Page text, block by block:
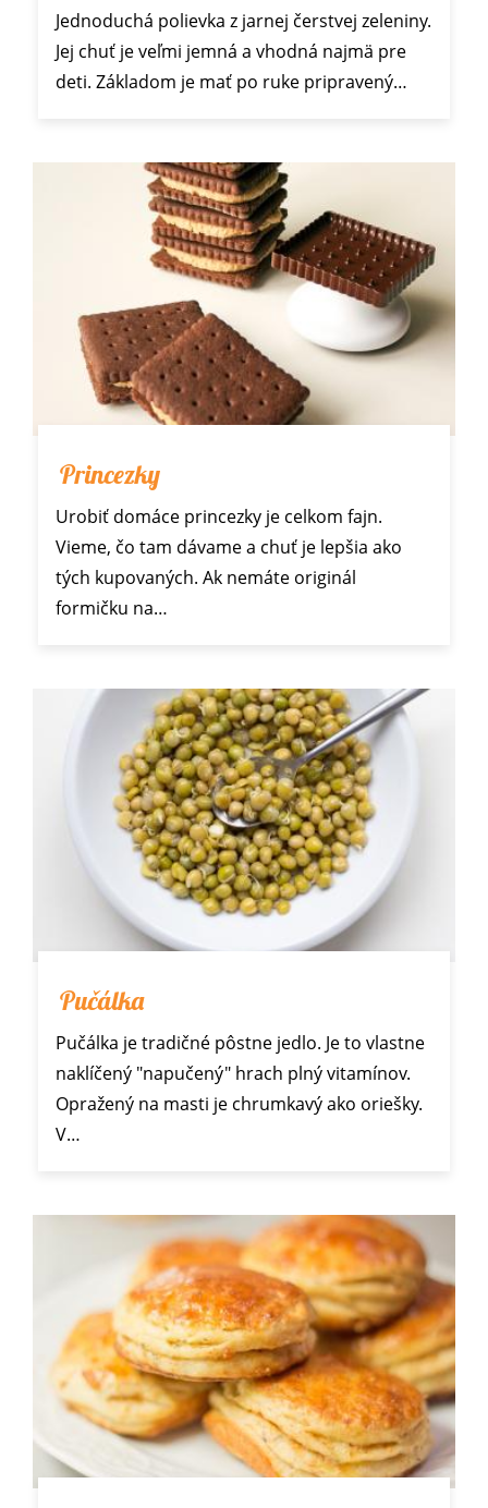
Jednoduchá polievka z jarnej čerstvej zeleniny.
Jej chuť je veľmi jemná a vhodná najmä pre
deti. Základom je mať po ruke pripravený…
Princezky
Urobiť domáce princezky je celkom fajn.
Vieme, čo tam dávame a chuť je lepšia ako
tých kupovaných. Ak nemáte originál
formičku na…
Pučálka
Pučálka je tradičné pôstne jedlo. Je to vlastne
naklíčený "napučený" hrach plný vitamínov.
Opražený na masti je chrumkavý ako oriešky.
V…